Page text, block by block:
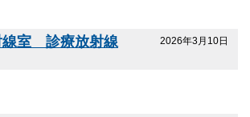
2026年3月10日
線室 診療放射線